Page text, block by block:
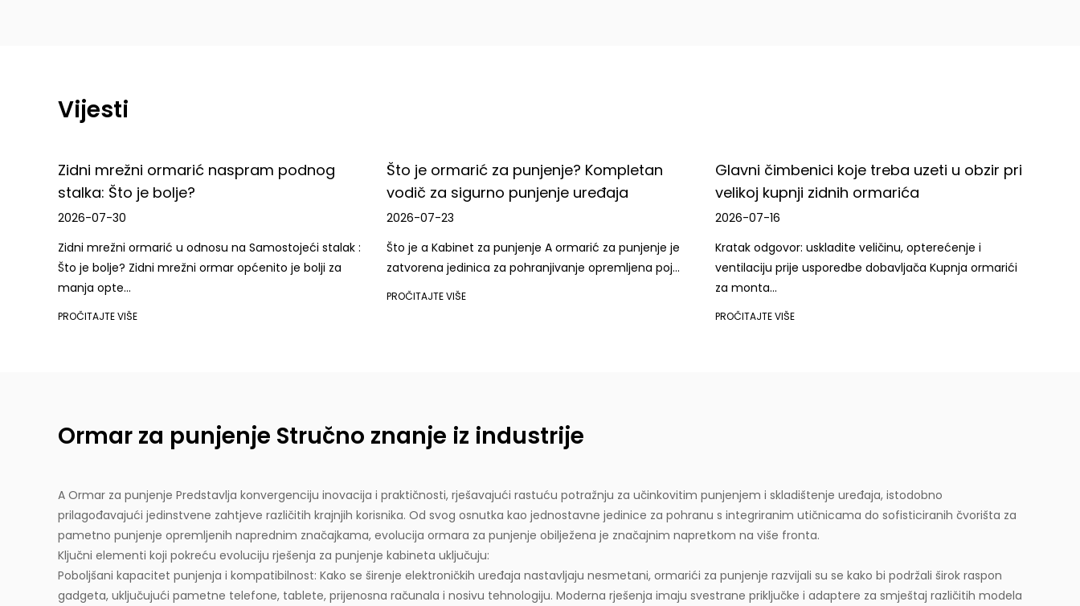
Vijesti
podnog
stalak :
je bolji za
Što je ormarić za punjenje? Kompletan
vodič za sigurno punjenje uređaja
Što je a Kabinet za punjenje A ormarić za punjenje je
zatvorena jedinica za pohranjivanje opremljena poj...
Glavni čimbenici koje treba uzeti u obzir pri
velikoj kupnji zidnih ormarića
Kratak odgovor: uskladite veličinu, opterećenje i
ventilaciju prije usporedbe dobavljača Kupnja ormarići
Vodič za odabir ormarića za punjenje
kupce
Najizravniji odgovili je sljedeći: odaberite a
punjenje na temelju pet povezanih čimbenika —
Ormar za punjenje Stručno znanje iz industrije
A Ormar za punjenje Predstavlja konvergenciju inovacija i praktičnosti, rješavajući rastuću potražnju za učinkovitim punjenjem i skladištenje uređaja, istodobno
prilagođavajući jedinstvene zahtjeve različitih krajnjih korisnika. Od svog osnutka kao jednostavne jedinice za pohranu s integriranim utičnicama do sofisticiranih čvorišta za
pametno punjenje opremljenih naprednim značajkama, evolucija ormara za punjenje obilježena je značajnim napretkom na više fronta.
Ključni elementi koji pokreću evoluciju rješenja za punjenje kabineta uključuju:
Poboljšani kapacitet punjenja i kompatibilnost: Kako se širenje elektroničkih uređaja nastavljaju nesmetani, ormarići za punjenje razvijali su se kako bi podržali širok raspon
gadgeta, uključujući pametne telefone, tablete, prijenosna računala i nosivu tehnologiju. Moderna rješenja imaju svestrane priključke i adaptere za smještaj različitih modela